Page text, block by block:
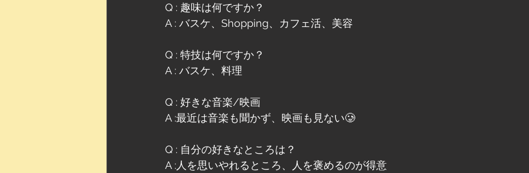
Q : 趣味は何ですか？
A : バスケ、Shopping、カフェ活、美容
Q : 特技は何ですか？
A : バスケ、料理
Q : 好きな音楽/映画
A :最近は音楽も聞かず、映画も見ない🥲
Q : 自分の好きなところは？
A :人を思いやれるところ、人を褒めるのが得意